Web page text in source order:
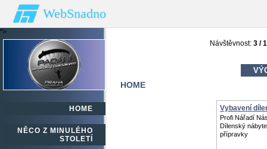
">
WebSnadno
Návštěvnost: 3 /
HOME
HOME
NĚCO Z MINULÉHO
STOLETÍ
Vybavení
Profi Nářadí
Dílenský
přípravky